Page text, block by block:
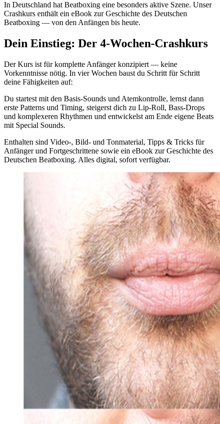
In Deutschland hat Beatboxing eine besonders aktive Szene. Unser
Crashkurs enthält ein eBook zur Geschichte des Deutschen
Beatboxing — von den Anfängen bis heute.
Dein Einstieg: Der 4-Wochen-Crashkurs
Der Kurs ist für komplette Anfänger konzipiert — keine
Vorkenntnisse nötig. In vier Wochen baust du Schritt für Schritt
deine Fähigkeiten auf:
Du startest mit den Basis-Sounds und Atemkontrolle, lernst dann
erste Patterns und Timing, steigerst dich zu Lip-Roll, Bass-Drops
und komplexeren Rhythmen und entwickelst am Ende eigene Beats
mit Special Sounds.
Enthalten sind Video-, Bild- und Tonmaterial, Tipps & Tricks für
Anfänger und Fortgeschrittene sowie ein eBook zur Geschichte des
Deutschen Beatboxing. Alles digital, sofort verfügbar.